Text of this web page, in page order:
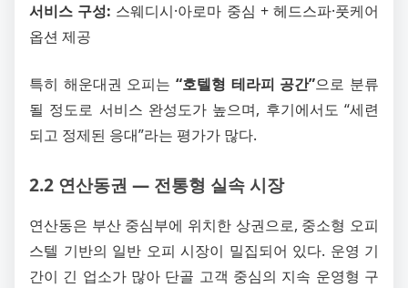
서비스 구성: 스웨디시·아로마 중심 + 헤드스파·풋케어
옵션 제공
특히 해운대권 오피는 “호텔형 테라피 공간”으로 분류
될 정도로 서비스 완성도가 높으며, 후기에서도 “세련
되고 정제된 응대”라는 평가가 많다.
2.2 연산동권 ― 전통형 실속 시장
연산동은 부산 중심부에 위치한 상권으로, 중소형 오피
스텔 기반의 일반 오피 시장이 밀집되어 있다. 운영 기
간이 긴 업소가 많아 단골 고객 중심의 지속 운영형 구